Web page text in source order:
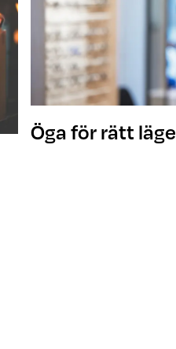
Öga för rätt läge